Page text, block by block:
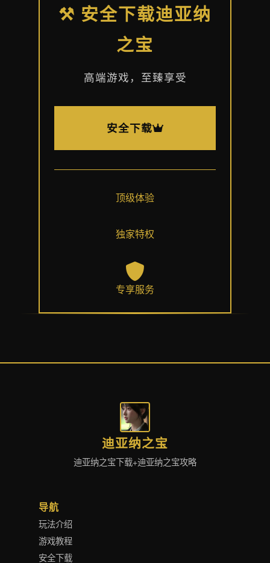
⚒️ 安全下载迪亚纳
之宝
高端游戏，至臻享受
安全下载
顶级体验
独家特权
专享服务
迪亚纳之宝
迪亚纳之宝下载+迪亚纳之宝攻略
导航
玩法介绍
游戏教程
安全下载